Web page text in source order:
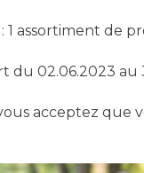
: 1 assortiment de
du 02.06.2023 au
acceptez que